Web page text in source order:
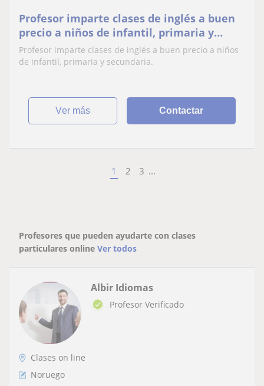
Profesor imparte clases de inglés a buen
precio a niños de infantil, primaria y
secundaria
Profesor imparte clases de inglés a buen precio a niños
de infantil, primaria y secundaria.
ver más Contactar
1 2 3 ...
Profesores que pueden ayudarte con clases
particulares online Ver todos
Albir Idiomas
Profesor Verificado
Clases on line
Noruego